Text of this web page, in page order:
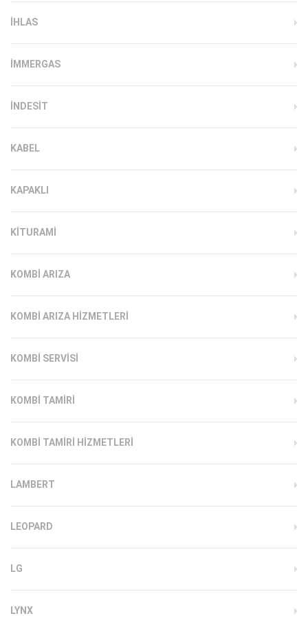
IHLAS
İMMERGAS
INDESIT
KABEL
KAPAKLI
KITURAMI
KOMBI ARIZA
KOMBI ARIZA HIZMETLERI
KOMBI SERVISI
KOMBI TAMIRI
KOMBI TAMIRI HIZMETLERI
LAMBERT
LEOPARD
LG
LYNX